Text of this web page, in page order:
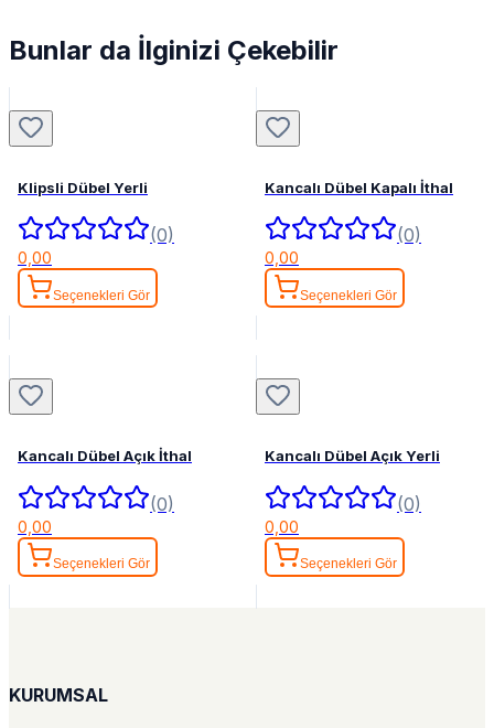
Bunlar da İlginizi Çekebilir
Klipsli Dübel Yerli
(0)
0,00
Seçenekleri Gör
Kancalı Dübel Kapalı İthal
(0)
0,00
Seçenekleri Gör
Kancalı Dübel Açık İthal
(0)
0,00
Seçenekleri Gör
Kancalı Dübel Açık Yerli
(0)
0,00
Seçenekleri Gör
KURUMSAL